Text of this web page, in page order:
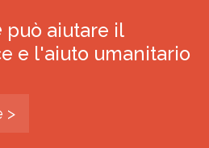
può aiutare il
e l'aiuto umanitario
>